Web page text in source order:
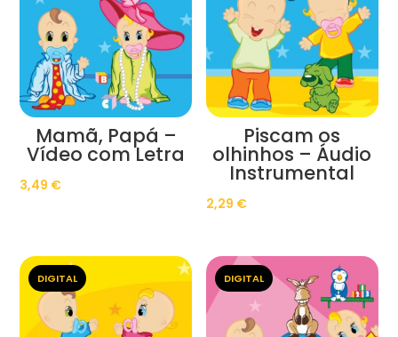
Mamã, Papá –
Vídeo com Letra
3,49 €
Piscam os
olhinhos – Áudio
Instrumental
2,29 €
DIGITAL DIGITAL